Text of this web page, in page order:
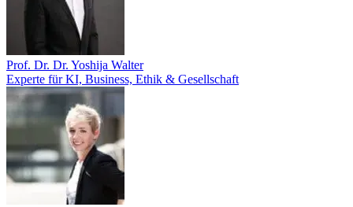
Prof. Dr. Dr. Yoshija Walter
Experte für KI, Business, Ethik & Gesellschaft